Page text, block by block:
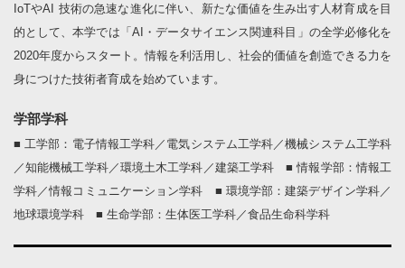
IoTやAI 技術の急速な進化に伴い、新たな価値を生み出す人材育成を目
的として、本学では「AI・データサイエンス関連科目」の全学必修化を
2020年度からスタート。情報を利活用し、社会的価値を創造できる力を
身につけた技術者育成を始めています。
学部学科
■ 工学部：電子情報工学科／電気システム工学科／機械システム工学科
／知能機械工学科／環境土木工学科／建築工学科 ■ 情報学部：情報工
学科／情報コミュニケーション学科 ■ 環境学部：建築デザイン学科／
地球環境学科 ■ 生命学部：生体医工学科／食品生命科学科